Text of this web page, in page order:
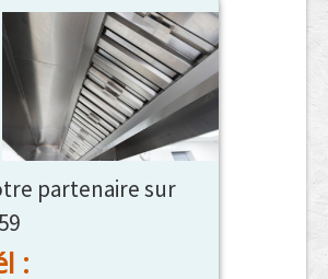
partenaire sur
: